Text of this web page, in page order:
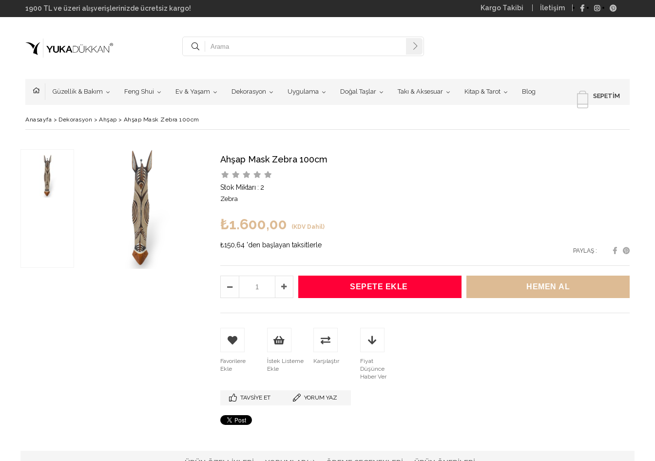
1900 TL ve üzeri alışverişlerinizde ücretsiz kargo! Kargo Takibi İletişim
SEPETIM
Güzellik & Bakım Feng Shui Ev & Yaşam Dekorasyon Uygulama Doğal Taşlar Takı & Aksesuar Kitap & Tarot Blog
Anasayfa > Dekorasyon > Ahşap > Ahşap Mask Zebra 100cm
Ahşap Mask Zebra 100cm
Stok Miktarı : 2
Zebra
₺1.600,00 (KDV Dahil)
₺150,64 'den başlayan taksitlerle
PAYLAŞ :
Favorilere
Ekle
İstek Listeme
Ekle
Karşılaştır
Fiyat
Düşünce
Haber Ver
TAVSIYE ET YORUM YAZ